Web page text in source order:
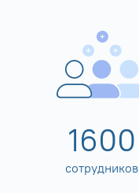
1600
сотрудников